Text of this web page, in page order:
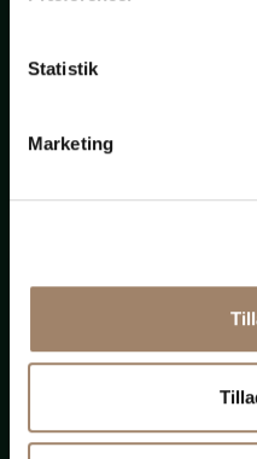
Statistik
Marketing
til
Nye
og